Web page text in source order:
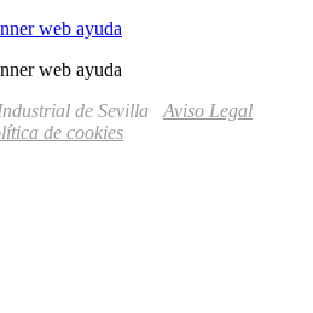
de Sevilla Aviso Legal
de cookies